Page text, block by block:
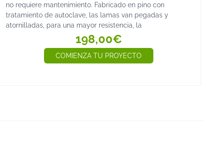
no requiere mantenimiento. Fabricado en pino con
tratamiento de autoclave, las lamas van pegadas y
atornilladas, para una mayor resistencia, la
198,00€
COMIENZA TU PROYECTO